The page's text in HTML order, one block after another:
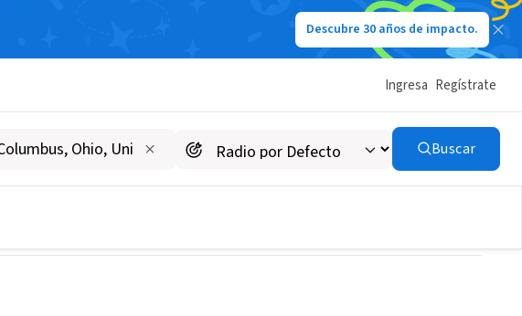
Descubre 30 años de impacto.
Ingresa Regístrate
Buscar